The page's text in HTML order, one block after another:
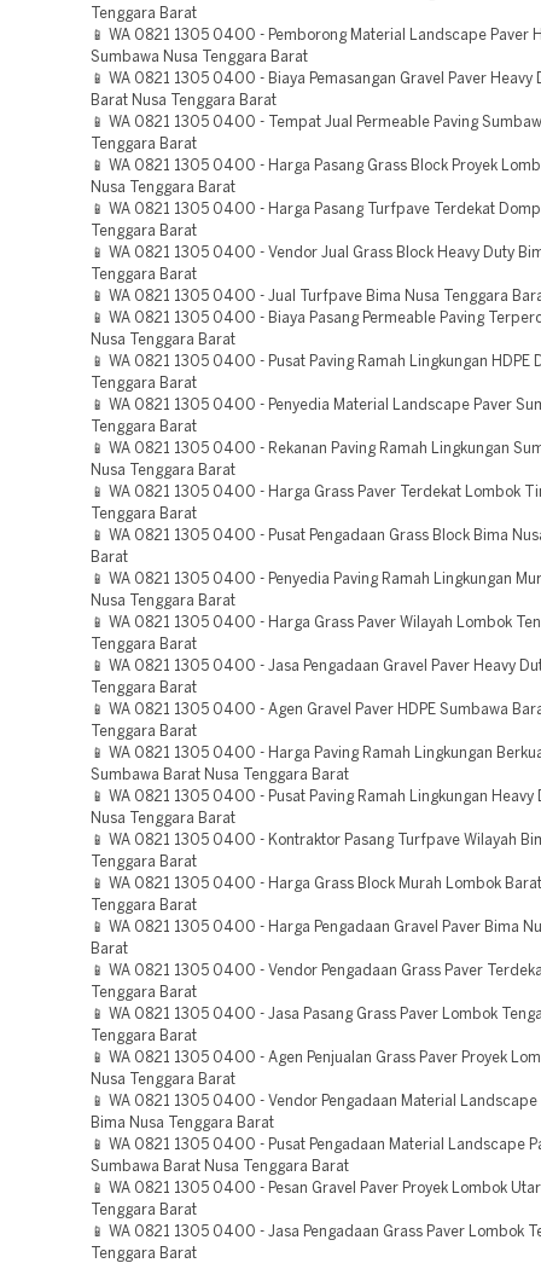
Tenggara Barat
📱 WA 0821 1305 0400 - Pemborong Material Landscape Paver
Sumbawa Nusa Tenggara Barat
📱 WA 0821 1305 0400 - Biaya Pemasangan Gravel Paver Heavy
Barat Nusa Tenggara Barat
📱 WA 0821 1305 0400 - Tempat Jual Permeable Paving
Tenggara Barat
📱 WA 0821 1305 0400 - Harga Pasang Grass Block Proyek
Nusa Tenggara Barat
📱 WA 0821 1305 0400 - Harga Pasang Turfpave Terdekat
Tenggara Barat
📱 WA 0821 1305 0400 - Vendor Jual Grass Block Heavy Duty
Tenggara Barat
📱 WA 0821 1305 0400 - Jual Turfpave Bima Nusa Tenggara
📱 WA 0821 1305 0400 - Biaya Pasang Permeable Paving
Nusa Tenggara Barat
📱 WA 0821 1305 0400 - Pusat Paving Ramah Lingkungan HDPE
Tenggara Barat
📱 WA 0821 1305 0400 - Penyedia Material Landscape Paver
Tenggara Barat
📱 WA 0821 1305 0400 - Rekanan Paving Ramah Lingkungan
Nusa Tenggara Barat
📱 WA 0821 1305 0400 - Harga Grass Paver Terdekat Lombok
Tenggara Barat
📱 WA 0821 1305 0400 - Pusat Pengadaan Grass Block Bima
Barat
📱 WA 0821 1305 0400 - Penyedia Paving Ramah Lingkungan
Nusa Tenggara Barat
📱 WA 0821 1305 0400 - Harga Grass Paver Wilayah Lombok
Tenggara Barat
📱 WA 0821 1305 0400 - Jasa Pengadaan Gravel Paver Heavy
Tenggara Barat
📱 WA 0821 1305 0400 - Agen Gravel Paver HDPE Sumbawa
Tenggara Barat
📱 WA 0821 1305 0400 - Harga Paving Ramah Lingkungan
Sumbawa Barat Nusa Tenggara Barat
📱 WA 0821 1305 0400 - Pusat Paving Ramah Lingkungan Heavy
Nusa Tenggara Barat
📱 WA 0821 1305 0400 - Kontraktor Pasang Turfpave Wilayah
Tenggara Barat
📱 WA 0821 1305 0400 - Harga Grass Block Murah Lombok
Tenggara Barat
📱 WA 0821 1305 0400 - Harga Pengadaan Gravel Paver Bima
Barat
📱 WA 0821 1305 0400 - Vendor Pengadaan Grass Paver
Tenggara Barat
📱 WA 0821 1305 0400 - Jasa Pasang Grass Paver Lombok
Tenggara Barat
📱 WA 0821 1305 0400 - Agen Penjualan Grass Paver Proyek
Nusa Tenggara Barat
📱 WA 0821 1305 0400 - Vendor Pengadaan Material Landscape
Bima Nusa Tenggara Barat
📱 WA 0821 1305 0400 - Pusat Pengadaan Material Landscape
Sumbawa Barat Nusa Tenggara Barat
📱 WA 0821 1305 0400 - Pesan Gravel Paver Proyek Lombok
Tenggara Barat
📱 WA 0821 1305 0400 - Jasa Pengadaan Grass Paver Lombok
Tenggara Barat